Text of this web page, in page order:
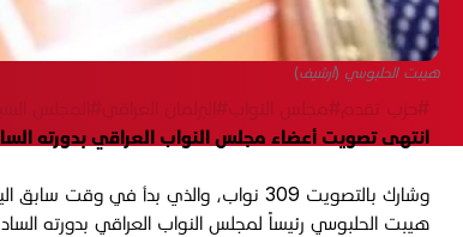
هيبت الحلبوسي (أرشيف)
#حزب تقدم#مجلس النواب#البرلمان العراقي
انتهى تصويت أعضاء مجلس النواب العراقي بدورته السادسة، الاثنين 29 كانون الأول 2025، بفوز مرشح "المجلس السياسي الوطني"، هيبت
هيبت الحلبوسي رئيساً لمجلس النواب العراقي بدورته